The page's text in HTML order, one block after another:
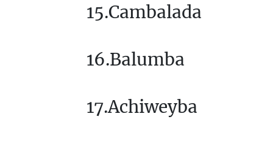
15.Cambalada
16.Balumba
17.Achiweyba